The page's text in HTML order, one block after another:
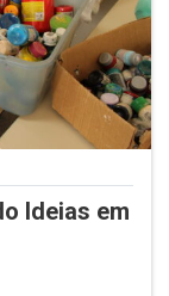
Ideias em